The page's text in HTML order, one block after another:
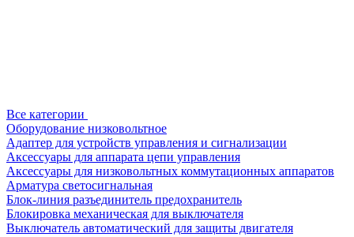
Все категории
Оборудование низковольтное
Адаптер для устройств управления и сигнализации
Аксессуары для аппарата цепи управления
Аксессуары для низковольтных коммутационных аппаратов
Арматура светосигнальная
Блок-линия разъединитель предохранитель
Блокировка механическая для выключателя
Выключатель автоматический для защиты двигателя